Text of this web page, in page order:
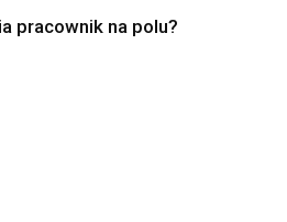
pracownik na polu?